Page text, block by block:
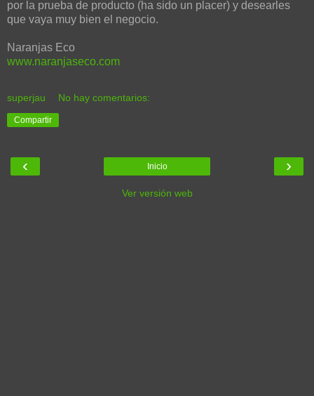
por la prueba de producto (ha sido un placer) y desearles
que vaya muy bien el negocio.
Naranjas Eco
www.naranjaseco.com
superjau No hay comentarios:
Compartir
‹ ›
Inicio
Ver versión web